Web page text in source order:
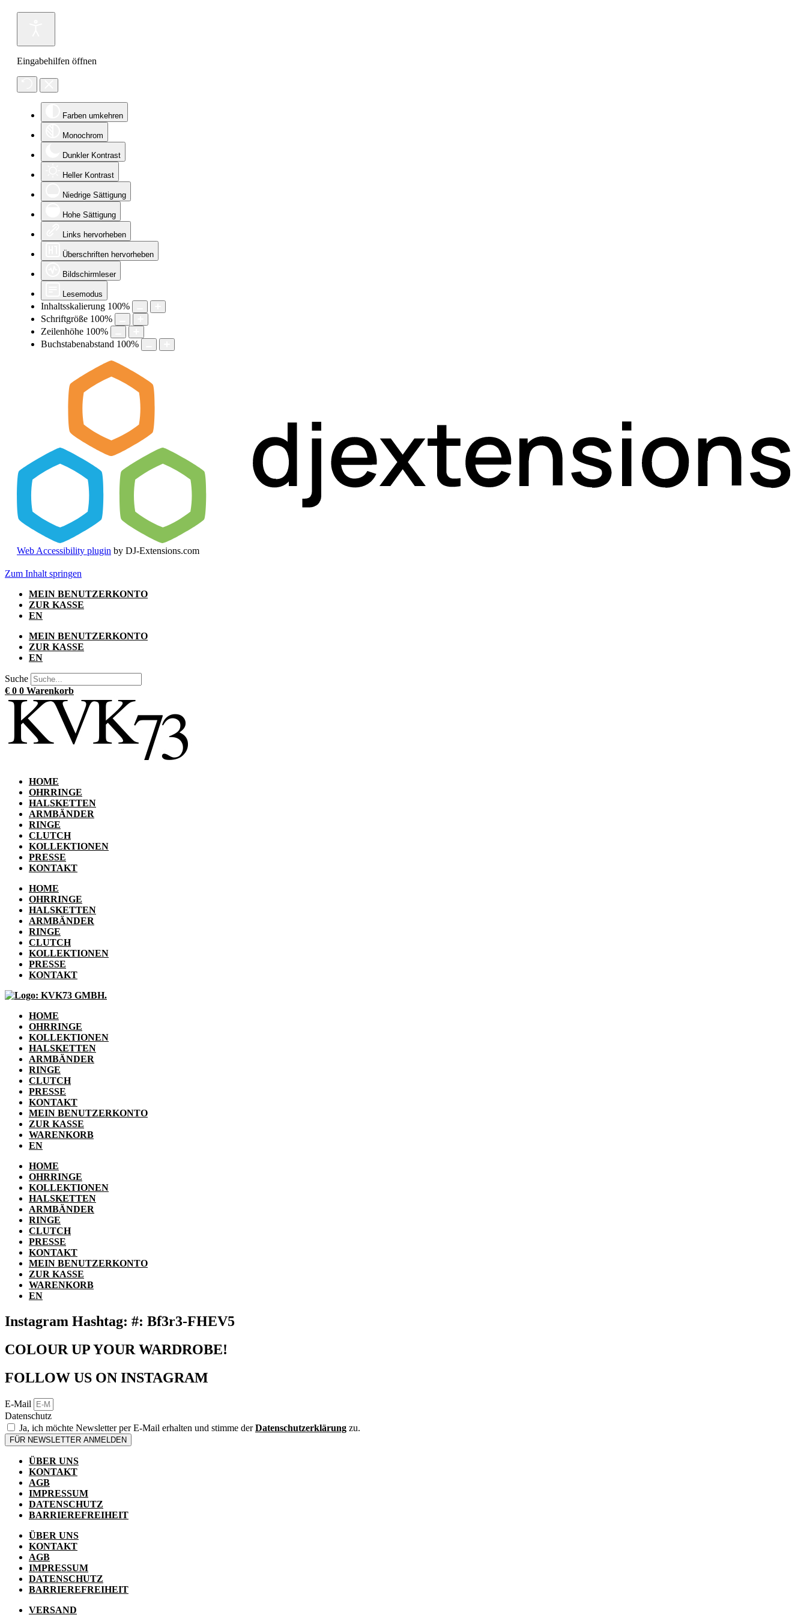
Eingabehilfen öffnen
Farben umkehren
Monochrom
Dunkler Kontrast
Heller Kontrast
Niedrige Sättigung
Hohe Sättigung
Links hervorheben
Überschriften hervorheben
Bildschirmleser
Lesemodus
Inhaltsskalierung 100%
Schriftgröße 100%
Zeilenhöhe 100%
Buchstabenabstand 100%
Web Accessibility plugin by DJ-Extensions.com
Zum Inhalt springen
MEIN BENUTZERKONTO
ZUR KASSE
EN
MEIN BENUTZERKONTO
ZUR KASSE
EN
Suche
€ 0 0 Warenkorb
HOME
OHRRINGE
HALSKETTEN
ARMBÄNDER
RINGE
CLUTCH
KOLLEKTIONEN
PRESSE
KONTAKT
HOME
OHRRINGE
HALSKETTEN
ARMBÄNDER
RINGE
CLUTCH
KOLLEKTIONEN
PRESSE
KONTAKT
HOME
OHRRINGE
KOLLEKTIONEN
HALSKETTEN
ARMBÄNDER
RINGE
CLUTCH
PRESSE
KONTAKT
MEIN BENUTZERKONTO
ZUR KASSE
WARENKORB
EN
HOME
OHRRINGE
KOLLEKTIONEN
HALSKETTEN
ARMBÄNDER
RINGE
CLUTCH
PRESSE
KONTAKT
MEIN BENUTZERKONTO
ZUR KASSE
WARENKORB
EN
Instagram Hashtag: #: Bf3r3-FHEV5
COLOUR UP YOUR WARDROBE!
FOLLOW US ON INSTAGRAM
E-Mail
Datenschutz
Ja, ich möchte Newsletter per E-Mail erhalten und stimme derDatenschutzerklärung zu.
FÜR NEWSLETTER ANMELDEN
ÜBER UNS
KONTAKT
AGB
IMPRESSUM
DATENSCHUTZ
BARRIEREFREIHEIT
ÜBER UNS
KONTAKT
AGB
IMPRESSUM
DATENSCHUTZ
BARRIEREFREIHEIT
VERSAND